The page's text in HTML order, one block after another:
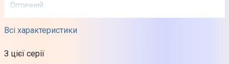
Всі характеристики
Оптичний
Довжина дроту
З цієї серії